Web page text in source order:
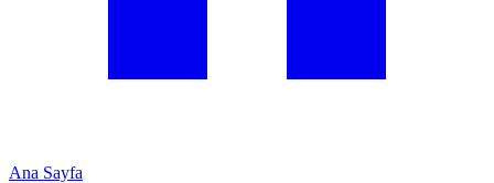
Ana Sayfa